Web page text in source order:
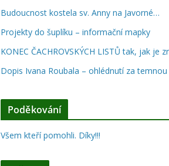
Budoucnost kostela sv. Anny na Javorné…
Projekty do šuplíku – informační mapky
KONEC ČACHROVSKÝCH LISTŮ tak, jak je
Dopis Ivana Roubala – ohlédnutí za
Poděkování
Všem kteří pomohli. Díky!!!